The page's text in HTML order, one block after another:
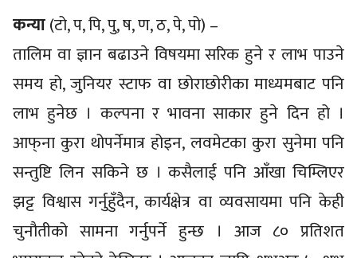
कन्या(टो, प, पि, पु, ष, ण, ठ, पे, पो) –
तालिम वा ज्ञान बढाउने विषयमा सरिक हुने र लाभ पाउने
समय हो, जुनियर स्टाफ वा छोराछोरीका माध्यमबाट पनि
लाभ हुनेछ । कल्पना र भावना साकार हुने दिन हो ।
आफ्‌ना कुरा थोपर्नेमात्र होइन, लवमेटका कुरा सुनेमा पनि
सन्तुष्टि लिन सकिने छ । कसैलाई पनि आँखा चिम्लिएर
झट्ट विश्वास गर्नुहुँदैन, कार्यक्षेत्र वा व्यवसायमा पनि केही
चुनौतीको सामना गर्नुपर्ने हुन्छ । आज ८० प्रतिशत